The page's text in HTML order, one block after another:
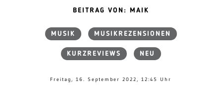
BEITRAG VON: MAIK
MUSIK MUSIKREZENSIONEN
KURZREVIEWS NEU
Freitag, 16. September 2022, 12:45 Uhr